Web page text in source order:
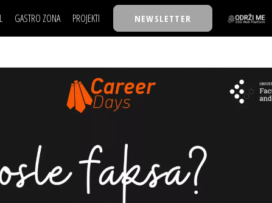
GASTRO ZONA PROJEKTI
TASTY TALKS
30 ISPOD 30
BIZBENDOVI
BIZKOLEGIJUM
BMW BIZNIS LIGA
NEWSLETTER
NAJKOLEGA
30 ISPOD 30
BACK TO OFFICE/SCHOOL
BIZBENDOVI
BMW BIZNIS LIGA
BIZLIFE WEEK
IZJAVA GODINE